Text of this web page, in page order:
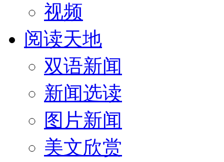
视频
阅读天地
双语新闻
新闻选读
图片新闻
美文欣赏